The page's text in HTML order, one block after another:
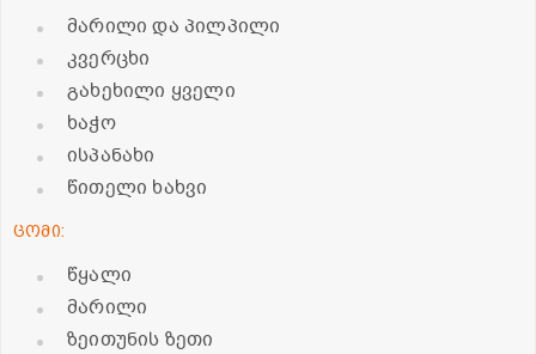
მარილი და პილპილი
კვერცხი
გახეხილი ყველი
ხაჭო
ისპანახი
წითელი ხახვი
ცომი:
წყალი
მარილი
ზეითუნის ზეთი